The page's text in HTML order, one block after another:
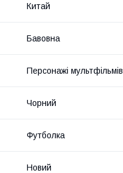
Китай
Бавовна
Персонажі мультфільмів
Чорний
Футболка
Новий